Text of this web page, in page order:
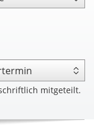
mitgeteilt.